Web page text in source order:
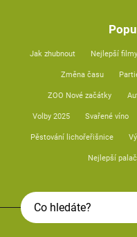
Jak zhubnout Nejlepší
Změna času
ZOO Nové začátky
Volby 2025 Svařené víno
Pěstování lichořeřišnice
Nejlepší